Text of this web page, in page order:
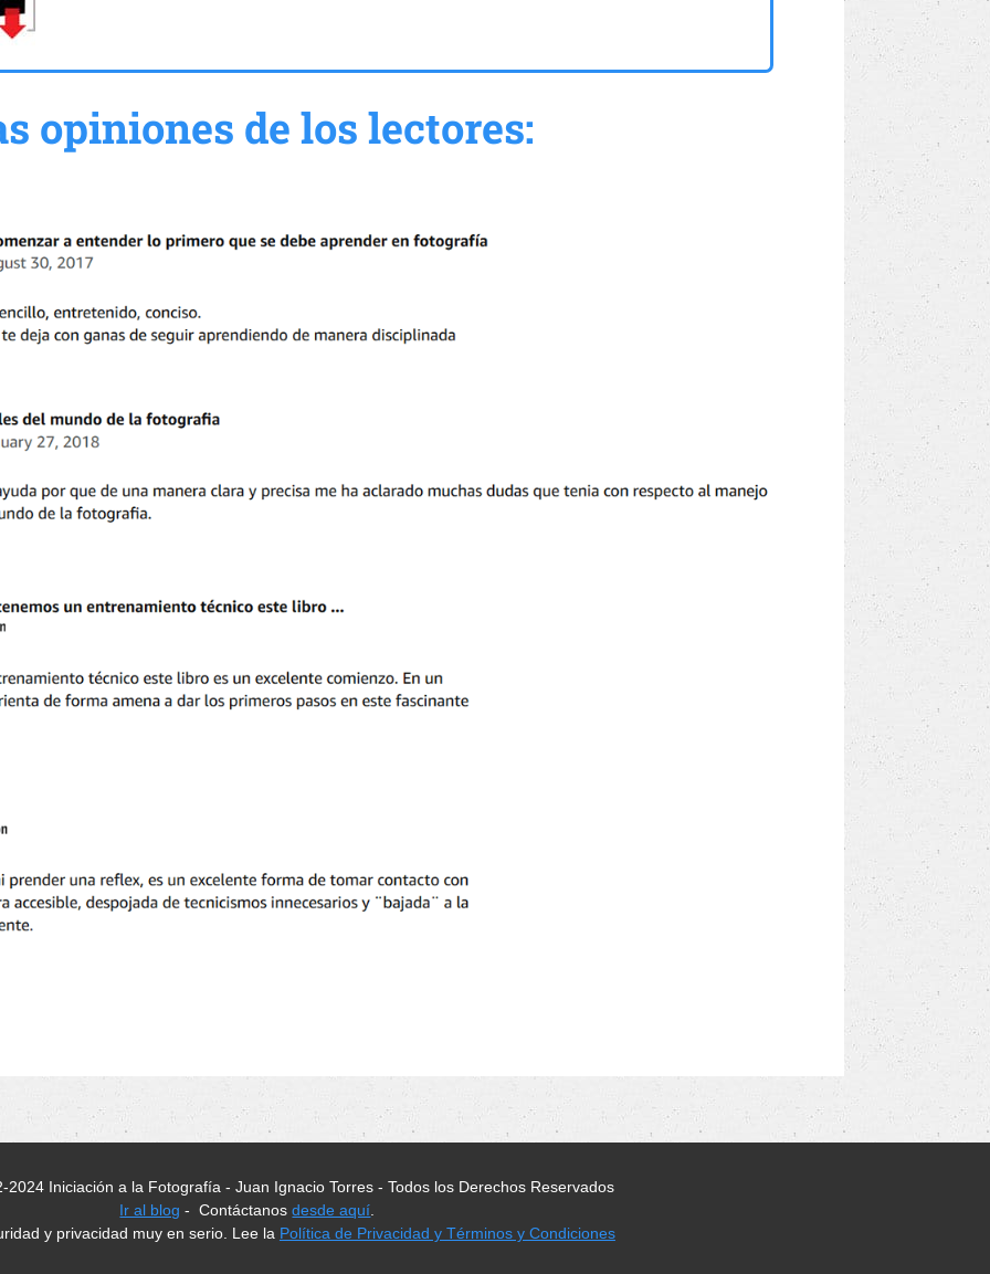
opiniones de los lectores:
2024 Iniciación a la Fotografía - Juan Ignacio Torres - Todos los Derechos Reservados
Ir al blog - Contáctanosdesde aquí
y privacidad muy en serio. Lee la Política de Privacidad y Términos y Condiciones